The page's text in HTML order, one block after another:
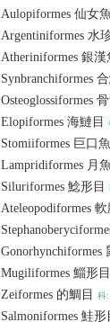
Aulopiformes 仙女
Argentiniformes 水
Atheriniformes 銀漢
Synbranchiformes
Osteoglossiformes
Elopiformes 海鰱目
Stomiiformes 巨口
Lampridiformes 月
Siluriformes 鯰形目
Ateleopodiformes 軟
Gonorhynchiformes
Mugiliformes 鯔形目
Zeiformes 的鯛目 科
Salmoniformes 鮭形